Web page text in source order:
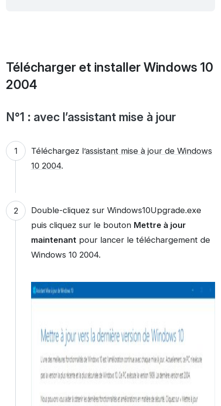
Télécharger et installer Windows 10
2004
N°1 : avec l’assistant mise à jour
Téléchargez l’assistant mise à jour de Windows
10 2004.
Double-cliquez sur Windows10Upgrade.exe
puis cliquez sur le bouton Mettre à jour
maintenantpour lancer le téléchargement de
Windows 10 2004.